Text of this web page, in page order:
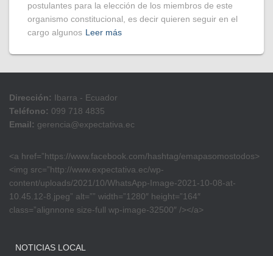
postulantes para la elección de los miembros de este
organismo constitucional, es decir quieren seguir en el
cargo algunos Leer más
Dirección: Ibarra - Ecuador
Teléfono: 099 718 4835
Email: gerencia@expectativa.ec
<a href=”https://www.facebook.com/hashtag/emapasomostodos>
<img src=”http://www.expectativa.ec/wp-
content/uploads/2021/10/WhatsApp-Image-2021-10-08-at-
10.45.12-8.jpeg” alt=”” width=”1280″ height=”164″
class=”alignnone size-full wp-image-32500″ /></a>
NOTICIAS LOCAL